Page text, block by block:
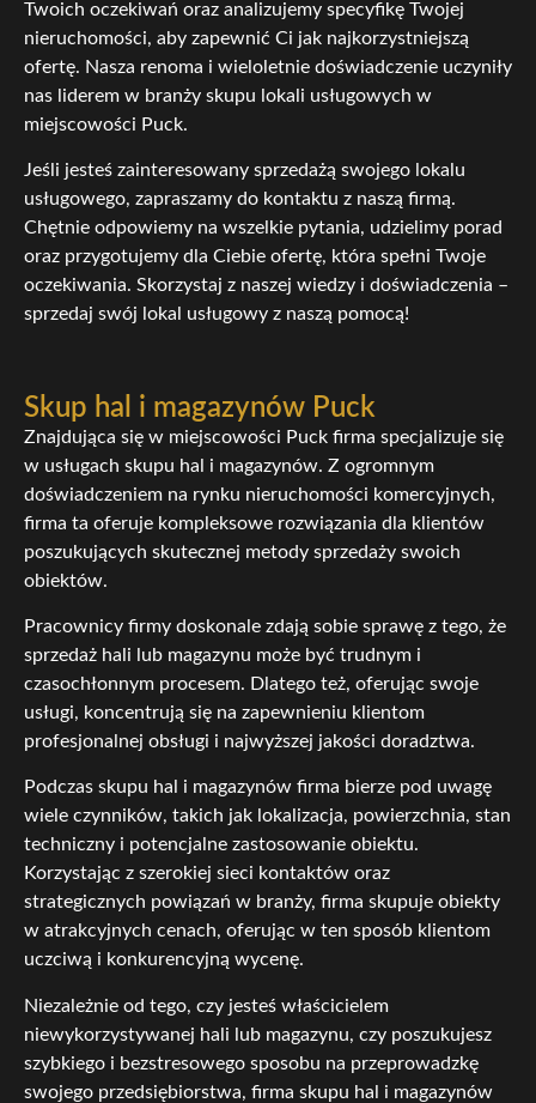
Twoich oczekiwań oraz analizujemy specyfikę Twojej
nieruchomości, aby zapewnić Ci jak najkorzystniejszą
ofertę. Nasza renoma i wieloletnie doświadczenie uczyniły
nas liderem w branży skupu lokali usługowych w
miejscowości Puck.
Jeśli jesteś zainteresowany sprzedażą swojego lokalu
usługowego, zapraszamy do kontaktu z naszą firmą.
Chętnie odpowiemy na wszelkie pytania, udzielimy porad
oraz przygotujemy dla Ciebie ofertę, która spełni Twoje
oczekiwania. Skorzystaj z naszej wiedzy i doświadczenia –
sprzedaj swój lokal usługowy z naszą pomocą!
Skup hal i magazynów Puck
Znajdująca się w miejscowości Puck firma specjalizuje się
w usługach skupu hal i magazynów. Z ogromnym
doświadczeniem na rynku nieruchomości komercyjnych,
firma ta oferuje kompleksowe rozwiązania dla klientów
poszukujących skutecznej metody sprzedaży swoich
obiektów.
Pracownicy firmy doskonale zdają sobie sprawę z tego, że
sprzedaż hali lub magazynu może być trudnym i
czasochłonnym procesem. Dlatego też, oferując swoje
usługi, koncentrują się na zapewnieniu klientom
profesjonalnej obsługi i najwyższej jakości doradztwa.
Podczas skupu hal i magazynów firma bierze pod uwagę
wiele czynników, takich jak lokalizacja, powierzchnia, stan
techniczny i potencjalne zastosowanie obiektu.
Korzystając z szerokiej sieci kontaktów oraz
strategicznych powiązań w branży, firma skupuje obiekty
w atrakcyjnych cenach, oferując w ten sposób klientom
uczciwą i konkurencyjną wycenę.
Niezależnie od tego, czy jesteś właścicielem
niewykorzystywanej hali lub magazynu, czy poszukujesz
szybkiego i bezstresowego sposobu na przeprowadzkę
swojego przedsiębiorstwa, firma skupu hal i magazynów